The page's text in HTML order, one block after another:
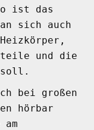
ist das
sich auch
und die
soll.
bei großen
hörbar